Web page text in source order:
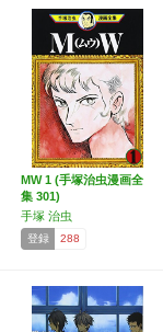
MW 1 (手塚治虫漫画全
集 301)
手塚 治虫
登録 288